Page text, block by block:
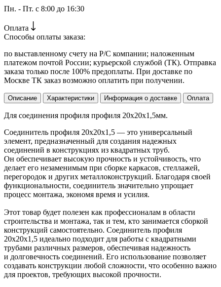
Пн. - Пт. с 8:00 до 16:30
Оплата
Способы оплаты заказа:
по выставленному счету на Р/С компании; наложенным
платежом почтой России; курьерской службой (ТК). Отправка
заказа только после 100% предоплаты. При доставке по
Москве ТК заказ возможно оплатить при получении.
Описание Характеристики Информация о доставке Оплата
Для соединения профиля профиля 20х20х1,5мм.
Соединитель профиля 20х20х1,5 — это универсальный
элемент, предназначенный для создания надежных
соединений в конструкциях из квадратных труб.
Он обеспечивает высокую прочность и устойчивость, что
делает его незаменимым при сборке каркасов, стеллажей,
перегородок и других металлоконструкций. Благодаря своей
функциональности, соединитель значительно упрощает
процесс монтажа, экономя время и усилия.
Этот товар будет полезен как профессионалам в области
строительства и монтажа, так и тем, кто занимается сборкой
конструкций самостоятельно. Соединитель профиля
20х20х1,5 идеально подходит для работы с квадратными
трубами различных размеров, обеспечивая надежность
и долговечность соединений. Его использование позволяет
создавать конструкции любой сложности, что особенно важно
для проектов, требующих высокой прочности.